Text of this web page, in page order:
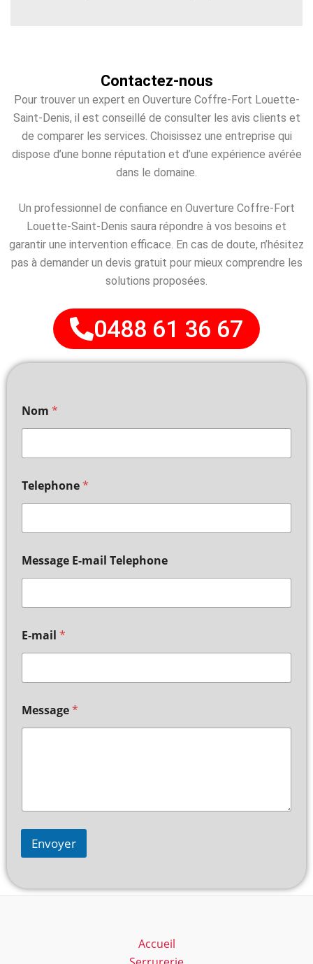
Contactez-nous
Pour trouver un expert en Ouverture Coffre-Fort Louette-
Saint-Denis, il est conseillé de consulter les avis clients et
de comparer les services. Choisissez une entreprise qui
dispose d’une bonne réputation et d’une expérience avérée
dans le domaine.
Un professionnel de confiance en Ouverture Coffre-Fort
Louette-Saint-Denis saura répondre à vos besoins et
garantir une intervention efficace. En cas de doute, n’hésitez
pas à demander un devis gratuit pour mieux comprendre les
solutions proposées.
0488 61 36 67
Nom *
Telephone*
Message E-mail Telephone
E-mail *
Message*
Envoyer
Accueil